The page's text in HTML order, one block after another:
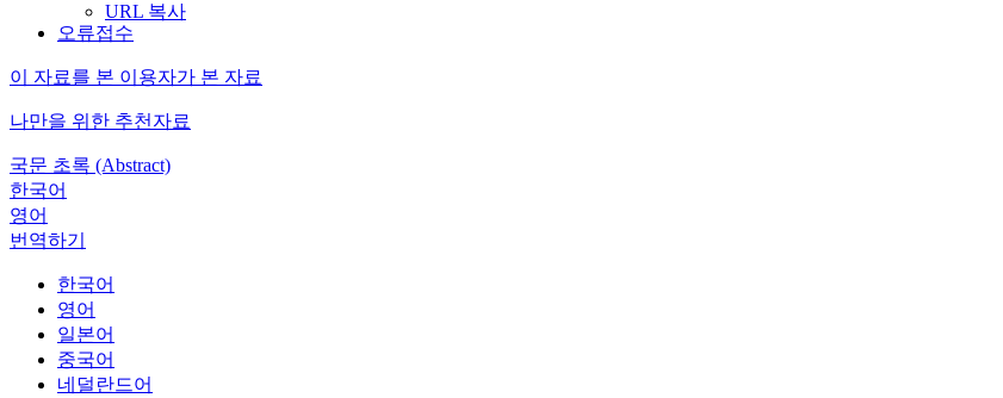
URL 복사
오류접수
이 자료를 본 이용자가 본 자료
나만을 위한 추천자료
국문 초록 (Abstract)
한국어
영어
번역하기
한국어
영어
일본어
중국어
네덜란드어